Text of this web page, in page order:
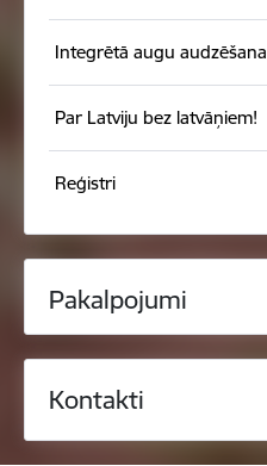
Integrētā augu audzēšana
Par Latviju bez latvāņiem!
Reģistri
Pakalpojumi
Kontakti